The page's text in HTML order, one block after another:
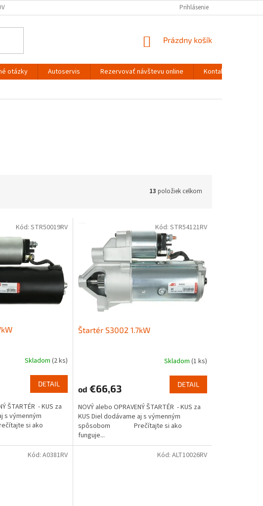
Prihlásenie
NÁKUPNÝ
Prázdny košík
otázky Autoservis Rezervovať návštevu online
Kontakty
13 položiek celkom
Skladom (2 ks)
DETAIL
ŠTARTÉR - KUS za
s výmenným
si ako
Kód: STR50019RV
Štartér S3002 1.7kW
Skladom (1 ks)
od €66,63 DETAIL
NOVÝ alebo OPRAVENÝ ŠTARTÉR - KUS za
KUS Diel dodávame aj s výmenným
spôsobom Prečítajte si ako
funguje...
Kód: STR54121RV
Kód: A0381RV Kód: ALT10026RV